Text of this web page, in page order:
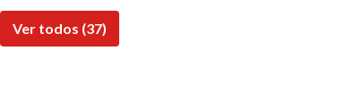
Ver todos (37)